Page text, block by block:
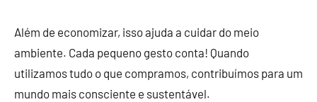
Além de economizar, isso ajuda a cuidar do meio
ambiente. Cada pequeno gesto conta! Quando
utilizamos tudo o que compramos, contribuímos para um
mundo mais consciente e sustentável.